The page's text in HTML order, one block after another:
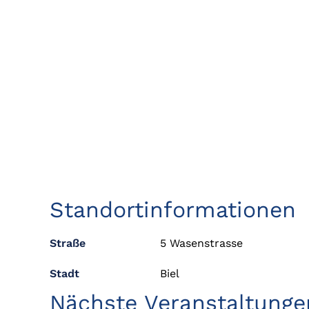
Standortinformationen
Straße 5 Wasenstrasse
Stadt Biel
Nächste